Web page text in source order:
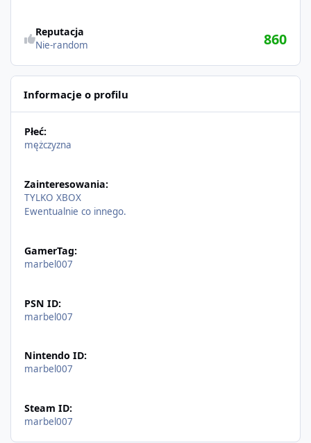
Reputacja
Nie-random 860
Informacje o profilu
Płeć:
mężczyzna
Zainteresowania:
TYLKO XBOX
Ewentualnie co innego.
GamerTag:
marbel007
PSN ID:
marbel007
Nintendo ID:
marbel007
Steam ID:
marbel007